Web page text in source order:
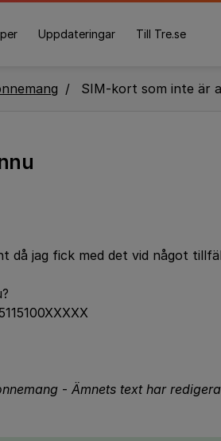
Uppdateringar Till Tre.se
SIM-kort som inte är
då jag fick med det vid något
- Ämnets text har